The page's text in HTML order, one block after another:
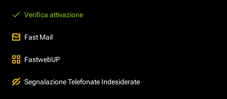
Verifica attivazione
Fast Mail
FastwebUP
Segnalazione Telefonate Indesiderate